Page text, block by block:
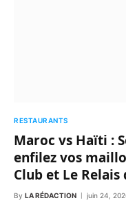
RESTAURANTS
Maroc vs Haïti :
enfilez vos
Club et Le
By LA RÉDACTION juin 24,